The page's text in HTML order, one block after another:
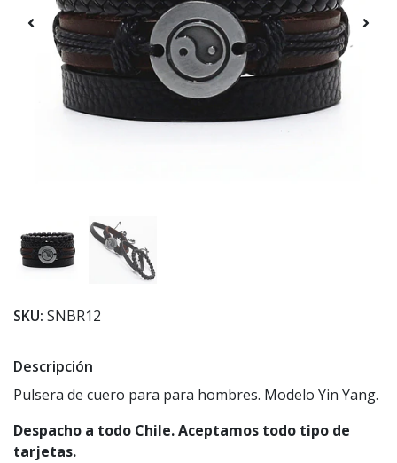
SKU: SNBR12
Descripción
Pulsera de cuero para para hombres. Modelo Yin Yang.
Despacho a todo Chile. Aceptamos todo tipo de
tarjetas.